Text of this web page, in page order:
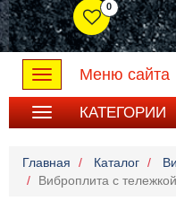
0
Toggle
navigation
Меню сайта
КАТЕГОРИИ
Главная Каталог
Виброплита с